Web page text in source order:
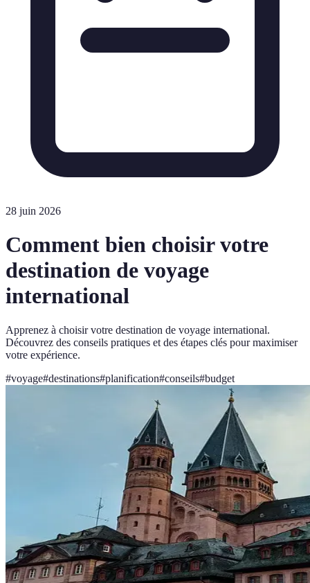
28 juin 2026
Comment bien choisir votre
destination de voyage
international
Apprenez à choisir votre destination de voyage international.
Découvrez des conseils pratiques et des étapes clés pour maximiser
votre expérience.
#voyage#destinations#planification#conseils#budget